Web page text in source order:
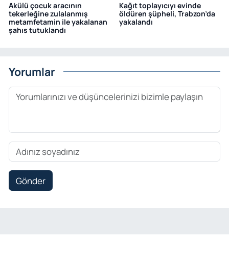
Akülü çocuk aracının
tekerleğine zulalanmış
metamfetamin ile yakalanan
şahıs tutuklandı
Kağıt toplayıcıyı evinde
öldüren şüpheli, Trabzon’da
yakalandı
Yorumlar
Gönder